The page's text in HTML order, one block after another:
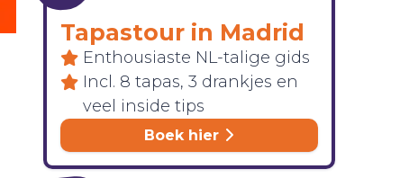
Tapastour in Madrid
Enthousiaste NL-talige gids
Incl. 8 tapas, 3 drankjes en
veel inside tips
Boek hier